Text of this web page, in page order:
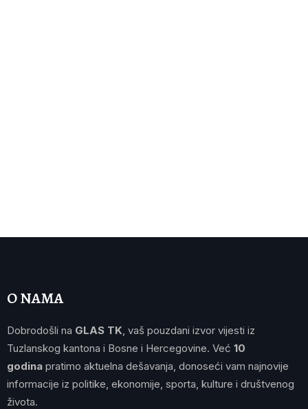
O NAMA
Dobrodošli na GLAS TK , vaš pouzdani izvor vijesti iz
Tuzlanskog kantona i Bosne i Hercegovine. Već 10
godina pratimo aktuelna dešavanja, donoseći vam najnovije
informacije iz politike, ekonomije, sporta, kulture i društvenog
života.